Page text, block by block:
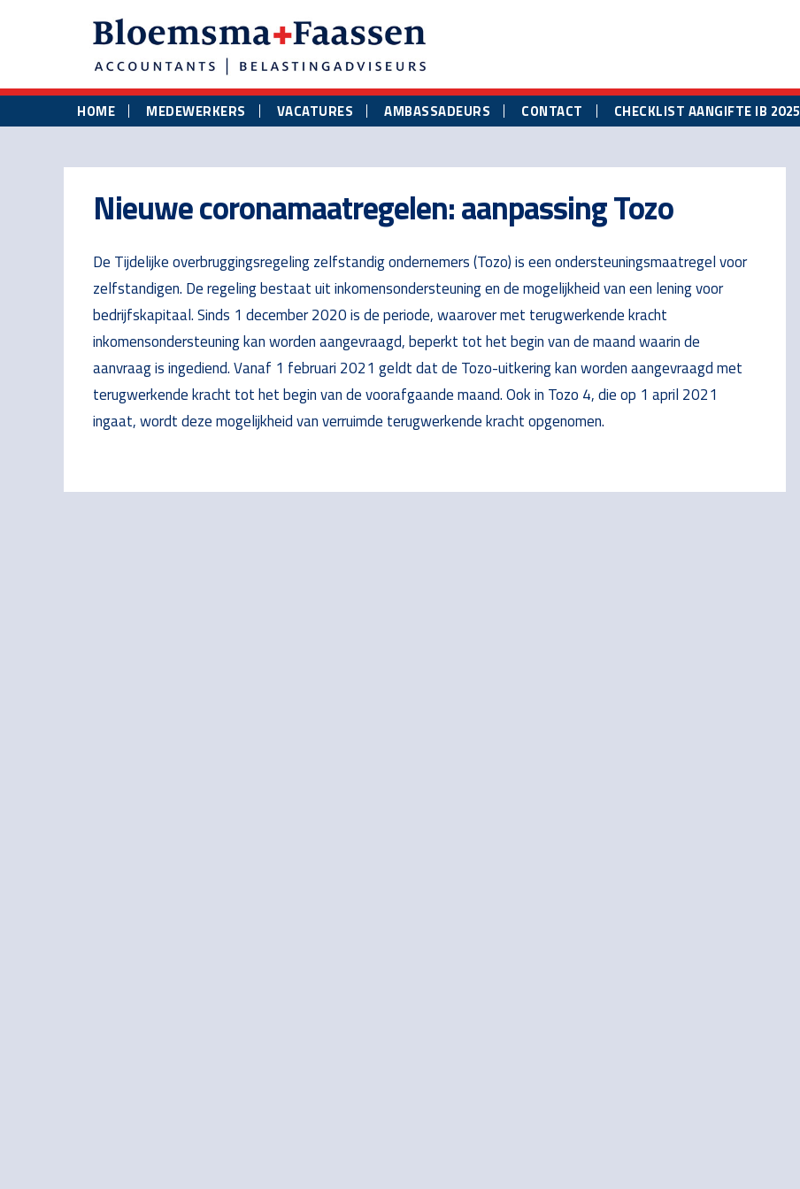
content
sidebar
HOME MEDEWERKERS VACATURES AMBASSADEURS CONTACT CHECKLIST AANGIFTE IB 2025
Nieuwe coronamaatregelen: aanpassing Tozo
De Tijdelijke overbruggingsregeling zelfstandig ondernemers(Tozo) is een ondersteuningsmaatregel voor
zelfstandigen. De regeling bestaat uit inkomensondersteuning en de mogelijkheid van een lening voor
bedrijfskapitaal. Sinds 1 december 2020 is de periode, waarover met terugwerkende kracht
inkomensondersteuning kan worden aangevraagd, beperkt tot het begin van de maand waarin de
aanvraag is ingediend. Vanaf 1 februari 2021 geldt dat de Tozo-uitkering kan worden aangevraagd met
terugwerkende kracht tot het begin van de voorafgaande maand. Ook in Tozo 4, die op 1 april 2021
ingaat, wordt deze mogelijkheid van verruimde terugwerkende kracht opgenomen.